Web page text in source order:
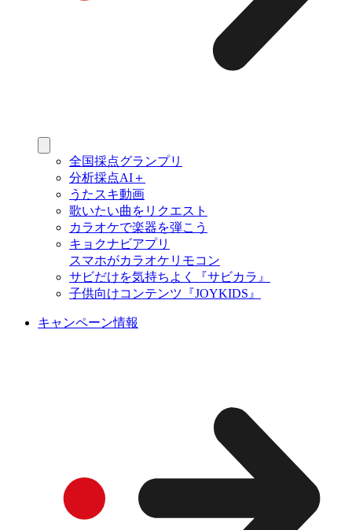
全国採点グランプリ
分析採点AI＋
うたスキ動画
歌いたい曲をリクエスト
カラオケで楽器を弾こう
キョクナビアプリ
スマホがカラオケリモコン
サビだけを気持ちよく『サビカラ』
子供向けコンテンツ『JOYKIDS』
キャンペーン情報